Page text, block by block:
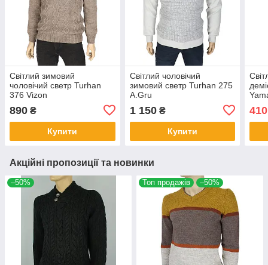
Світлий зимовий
чоловічий светр Turhan
376 Vizon
890 ₴
Купити
Світлий чоловічий
зимовий светр Turhan 275
A.Gru
1 150₴
Купити
410
Акційні пропозиції та новинки
–50% Топ продажів –50%